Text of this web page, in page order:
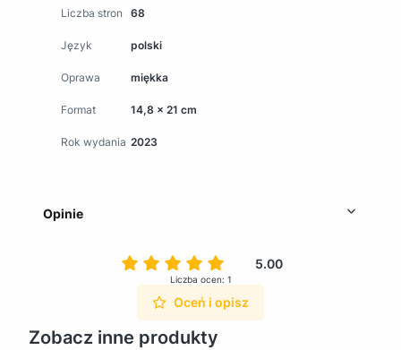
Liczba stron 68
Język polski
Oprawa miękka
Format 14,8 x 21 cm
Rok wydania 2023
Opinie
5.00
Liczba ocen: 1
Oceń i opisz
Zobacz inne produkty